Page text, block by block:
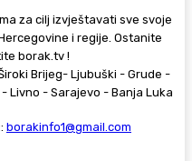
za cilj izvještavati sve svoje
i regije. Ostanite
borak.tv !
Brijeg- Ljubuški - Grude -
Livno - Sarajevo - Banja Luka
borakinfo1@gmail.com